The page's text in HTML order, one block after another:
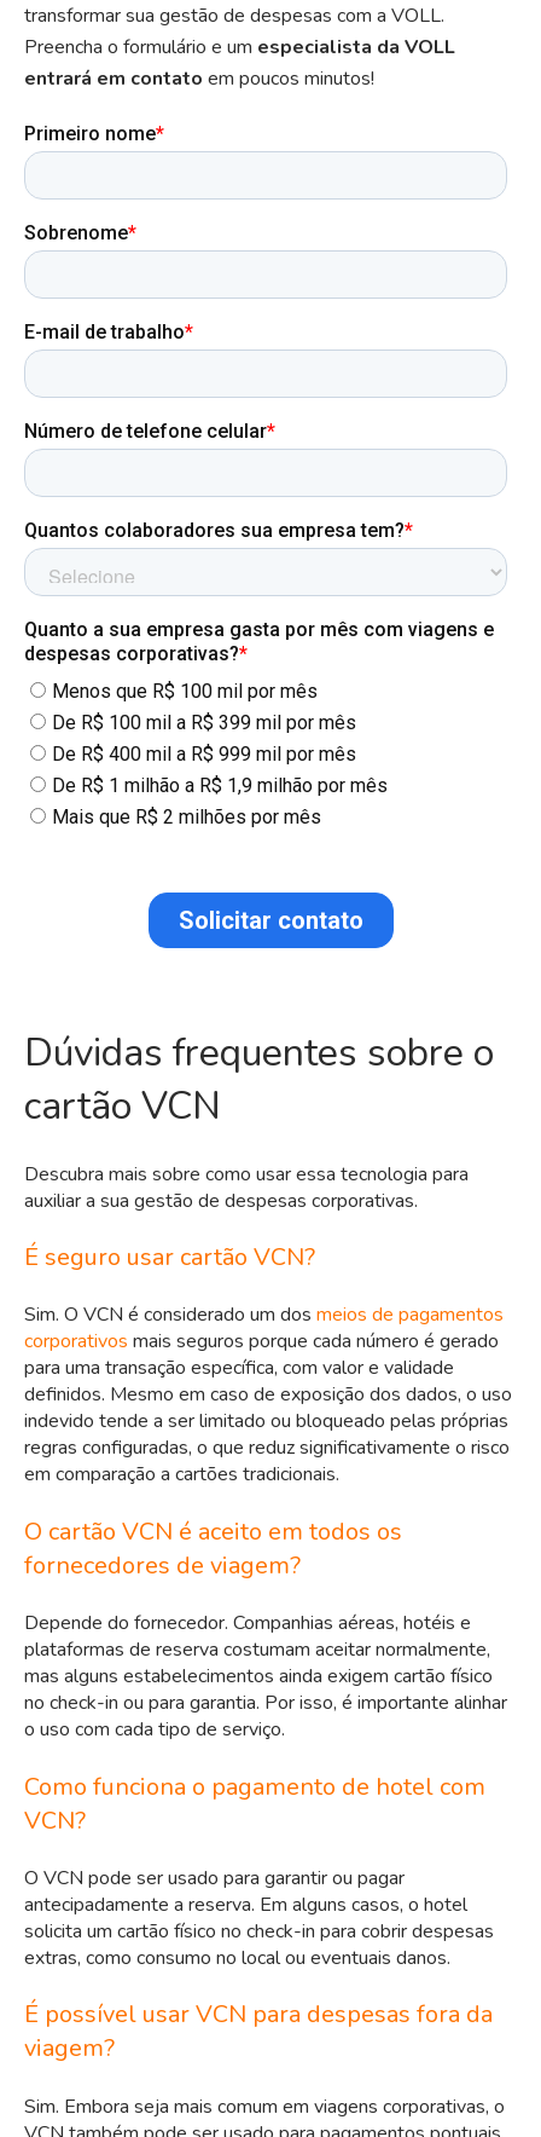
transformar sua gestão de despesas com a VOLL.
Preencha o formulário e um especialista da VOLL
entrará em contato em poucos minutos!
Dúvidas frequentes sobre o
cartão VCN
Descubra mais sobre como usar essa tecnologia para
auxiliar a sua gestão de despesas corporativas.
É seguro usar cartão VCN?
Sim. O VCN é considerado um dos meios de pagamentos
corporativos mais seguros porque cada número é gerado
para uma transação específica, com valor e validade
definidos. Mesmo em caso de exposição dos dados, o uso
indevido tende a ser limitado ou bloqueado pelas próprias
regras configuradas, o que reduz significativamente o risco
em comparação a cartões tradicionais.
O cartão VCN é aceito em todos os
fornecedores de viagem?
Depende do fornecedor. Companhias aéreas, hotéis e
plataformas de reserva costumam aceitar normalmente,
mas alguns estabelecimentos ainda exigem cartão físico
no check-in ou para garantia. Por isso, é importante alinhar
o uso com cada tipo de serviço.
Como funciona o pagamento de hotel com
VCN?
O VCN pode ser usado para garantir ou pagar
antecipadamente a reserva. Em alguns casos, o hotel
solicita um cartão físico no check-in para cobrir despesas
extras, como consumo no local ou eventuais danos.
É possível usar VCN para despesas fora da
viagem?
Sim. Embora seja mais comum em viagens corporativas, o